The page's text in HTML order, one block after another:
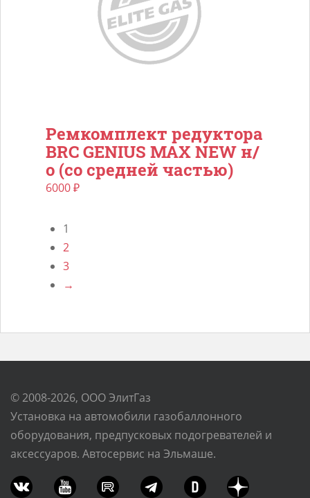
Ремкомплект редуктора
BRC GENIUS MAX NEW н/
о (со средней частью)
6000₽
1
2
3
→
© 2008-2026, ООО ЭлитГаз
Установка на автомобили газобаллонного
оборудования, предпусковых подогревателей и
аксессуаров. Автосервис на Эльмаше.